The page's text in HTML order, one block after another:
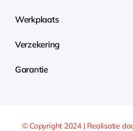
Werkplaats
Verzekering
Garantie
© Copyright 2024 | Realisatie